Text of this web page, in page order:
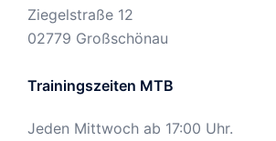
Ziegelstraße 12
02779 Großschönau
Trainingszeiten MTB
Jeden Mittwoch ab 17:00 Uhr.